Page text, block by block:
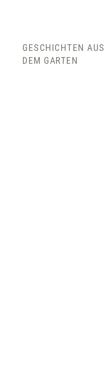
GESCHICHTEN AUS
DEM GARTEN